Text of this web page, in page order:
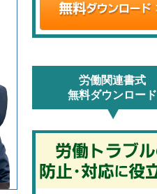
労働関連書式
無料ダウンロード